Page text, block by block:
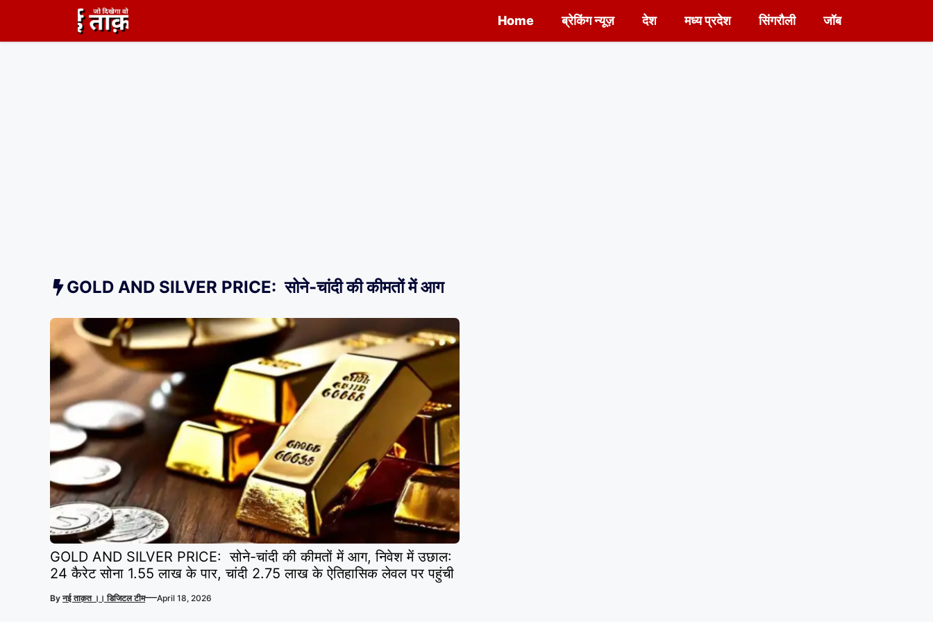
content
Home ब्रेकिंग न्यूज़ देश मध्य प्रदेश सिंगरौली जॉब
GOLD AND SILVER PRICE: सोने-चांदी की कीमतों में आग
GOLD AND SILVER PRICE: सोने-चांदी की कीमतों में आग, निवेश में उछाल:
24 कैरेट सोना 1.55 लाख के पार, चांदी 2.75 लाख के ऐतिहासिक लेवल पर पहुंची
Byनई ताक़त ।। डिजिटल टीम—April 18, 2026